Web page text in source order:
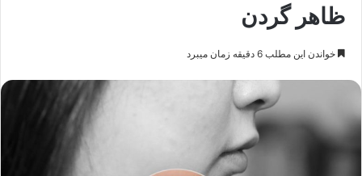
ظاهر گردن
خواندن این مطلب 6 دقیقه زمان میبرد